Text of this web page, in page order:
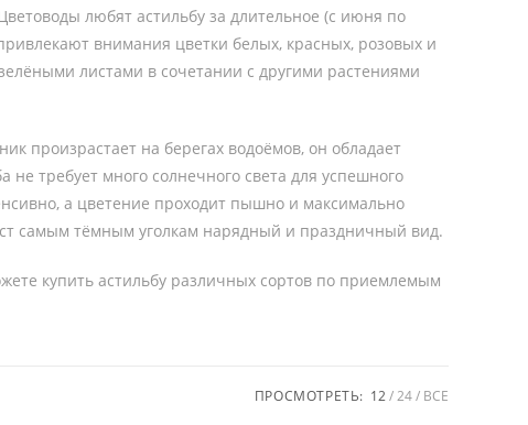
любят астильбу за длительное (с июня по
внимания цветки белых, красных, розовых и
листами в сочетании с другими растениями
произрастает на берегах водоёмов, он обладает
не требует много солнечного света для успешного
а цветение проходит пышно и максимально
самым тёмным уголкам нарядный и праздничный вид.
купить астильбу различных сортов по приемлемым
ПРОСМОТРЕТЬ: 12 24 ВСЕ